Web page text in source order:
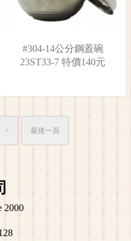
#304-14公分鋼蓋碗
23ST33-7 特價140元
> 最後一頁
2000